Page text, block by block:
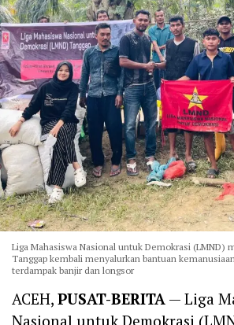
Liga Mahasiswa Nasional untuk Demokrasi (LMND)
Tanggap kembali menyalurkan bantuan
terdampak banjir dan longsor
ACEH, PUSAT-BERITA — Liga
Nasional untuk Demokrasi